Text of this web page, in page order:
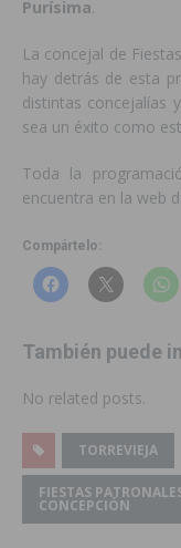
Purísima.
La concejal de
hay detrás de esta
distintas concejalías
sea un éxito como
Toda la
encuentra en la web
Compártelo:
También puede
No related posts.
TORREVIEJA
FIESTAS
CONCEPCIÓN